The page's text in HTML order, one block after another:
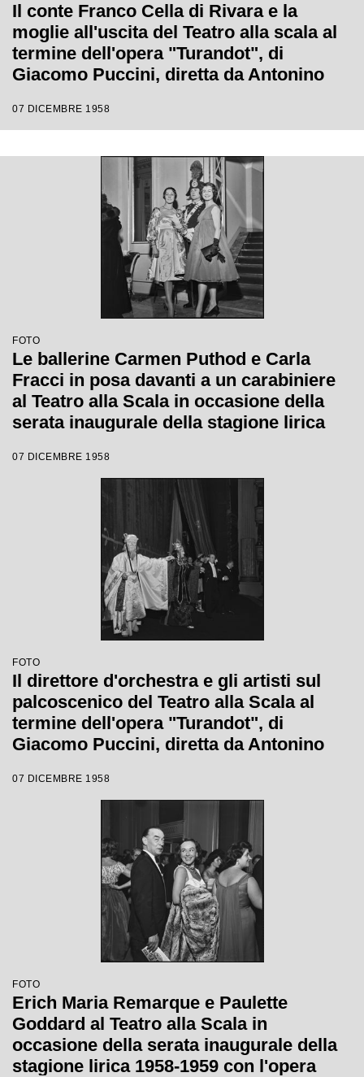
Il conte Franco Cella di Rivara e la
moglie all'uscita del Teatro alla scala al
termine dell'opera "Turandot", di
Giacomo Puccini, diretta da Antonino
Wallmann, che inaugura la stagione
07 DICEMBRE 1958
FOTO
Le ballerine Carmen Puthod e Carla
Fracci in posa davanti a un carabiniere
al Teatro alla Scala in occasione della
serata inaugurale della stagione lirica
Giacomo Puccini, diretta da Antonino
Votto con la regia di Margherita
07 DICEMBRE 1958
FOTO
Il direttore d'orchestra e gli artisti sul
palcoscenico del Teatro alla Scala al
termine dell'opera "Turandot", di
Giacomo Puccini, diretta da Antonino
Wallmann, che inaugura la stagione
lirica 1958-1959
07 DICEMBRE 1958
FOTO
Erich Maria Remarque e Paulette
Goddard al Teatro alla Scala in
occasione della serata inaugurale della
stagione lirica 1958-1959 con l'opera